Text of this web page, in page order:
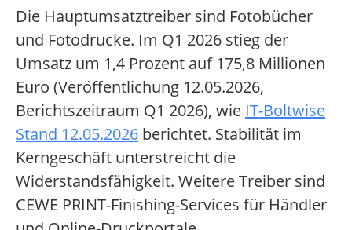
Die Hauptumsatztreiber sind Fotobücher
und Fotodrucke. Im Q1 2026 stieg der
Umsatz um 1,4 Prozent auf 175,8 Millionen
Euro (Veröffentlichung 12.05.2026,
Berichtszeitraum Q1 2026), wie IT-Boltwise
Stand 12.05.2026 berichtet. Stabilität im
Kerngeschäft unterstreicht die
Widerstandsfähigkeit. Weitere Treiber sind
CEWE PRINT-Finishing-Services für Händler